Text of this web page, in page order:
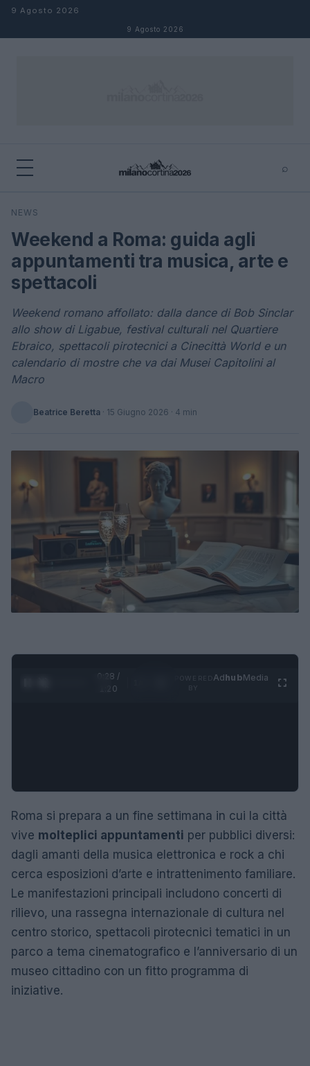
Salta al contenuto
9 Agosto 2026
9 Agosto 2026
⌕
Cerca
NEWS
Weekend a Roma: guida agli
appuntamenti tra musica, arte e
spettacoli
Weekend romano affollato: dalla dance di Bob Sinclar
allo show di Ligabue, festival culturali nel Quartiere
Ebraico, spettacoli pirotecnici a Cinecittà World e un
calendario di mostre che va dai Musei Capitolini al
Macro
Beatrice Beretta · 15 Giugno 2026 · 4 min
0:29 /
1:20
AdhubMedia
Roma si prepara a un fine settimana in cui la città
vive molteplici appuntamenti per pubblici diversi:
dagli amanti della musica elettronica e rock a chi
cerca esposizioni d’arte e intrattenimento familiare.
Le manifestazioni principali includono concerti di
rilievo, una rassegna internazionale di cultura nel
centro storico, spettacoli pirotecnici tematici in un
parco a tema cinematografico e l’anniversario di un
museo cittadino con un fitto programma di
iniziative.